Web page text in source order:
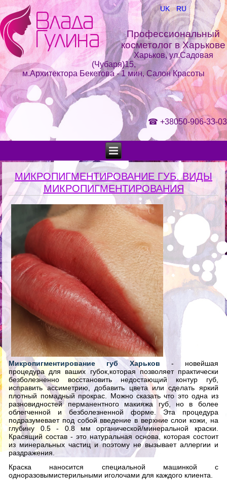
UK RU
Профессиональный
косметолог в Харькове
Харьков, ул.Садовая
(Чубаря)15,
м.Архитектора Бекетова - 1 мин, Салон Красоты
☎ +38050-906-33-03
МИКРОПИГМЕНТИРОВАНИЕ ГУБ. ВИДЫ
МИКРОПИГМЕНТИРОВАНИЯ
Микропигментирование губ Харьков
- новейшая
процедура для ваших губок,которая позволяет практически
безболезненно восстановить недостающий контур губ,
исправить ассиметрию, добавить цвета или сделать яркий
плотный помадный прокрас. Можно сказать что это одна из
разновидностей перманентного макияжа губ, но в более
облегченной и безболезненной форме. Эта процедура
подразумевает под собой введение в верхние слои кожи, на
глубину 0.5 - 0.8 мм органической/минеральной краски.
Красящий состав - это натуральная основа, которая состоит
из минеральных частиц и поэтому не вызывает аллергии и
раздражения.
Краска наносится специальной машинкой с
одноразовымистерильными иголочами для каждого клиента.